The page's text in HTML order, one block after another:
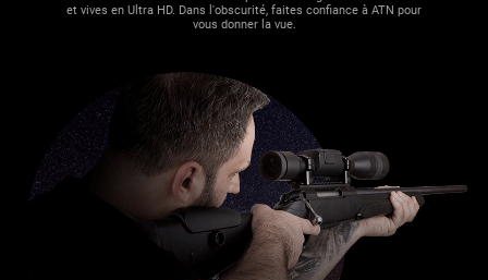
et vives en Ultra HD. Dans l'obscurité, faites confiance à ATN pour
vous donner la vue.